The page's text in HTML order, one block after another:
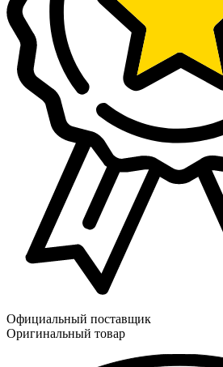
Официальный поставщик
Оригинальный товар